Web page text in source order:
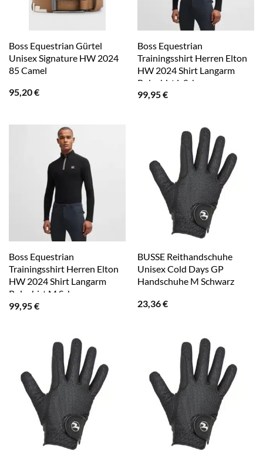
Boss Equestrian Gürtel
Unisex Signature HW 2024
85 Camel
95,20€
Boss Equestrian
Trainingsshirt Herren Elton
HW 2024 Shirt Langarm
Poloshirt L Schwarz
99,95€
Boss Equestrian
Trainingsshirt Herren Elton
HW 2024 Shirt Langarm
Poloshirt M Schwarz
99,95€
BUSSE Reithandschuhe
Unisex Cold Days GP
Handschuhe M Schwarz
23,36€